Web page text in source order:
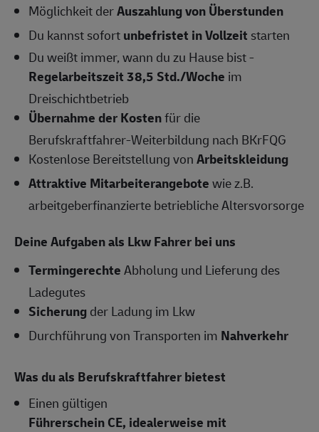
Möglichkeit derAuszahlung von Überstunden
Du kannst sofortunbefristet in Vollzeit starten
Du weißt immer, wann du zu Hause bist -
Regelarbeitszeit 38,5 Std./Woche im
Dreischichtbetrieb
Übernahme der Kostenfür die
Berufskraftfahrer-Weiterbildung nach BKrFQG
Kostenlose Bereitstellung vonArbeitskleidung
Attraktive Mitarbeiterangebotewie z.B.
arbeitgeberfinanzierte betriebliche Altersvorsorge
Deine Aufgaben als Lkw Fahrer bei uns
TermingerechteAbholung und Lieferung des
Ladegutes
Sicherungder Ladung im Lkw
Durchführung von Transporten im Nahverkehr
Was du als Berufskraftfahrer bietest
Einen gültigen
Führerschein CE, idealerweise mit